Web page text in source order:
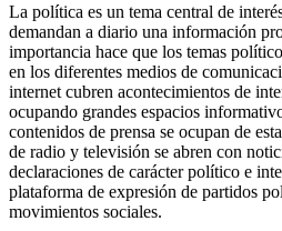
La política es un tema central de
demandan a diario una información
importancia hace que los temas
en los diferentes medios de
internet cubren acontecimientos de
ocupando grandes espacios
contenidos de prensa se ocupan de
de radio y televisión se abren con
declaraciones de carácter político e
plataforma de expresión de partidos
movimientos sociales.